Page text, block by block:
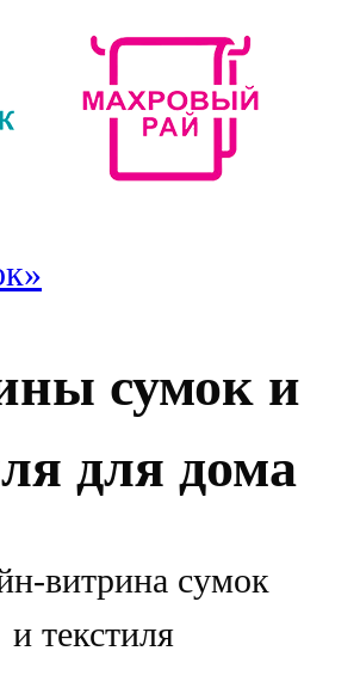
сумок и
для дома
витрина сумок
и текстиля